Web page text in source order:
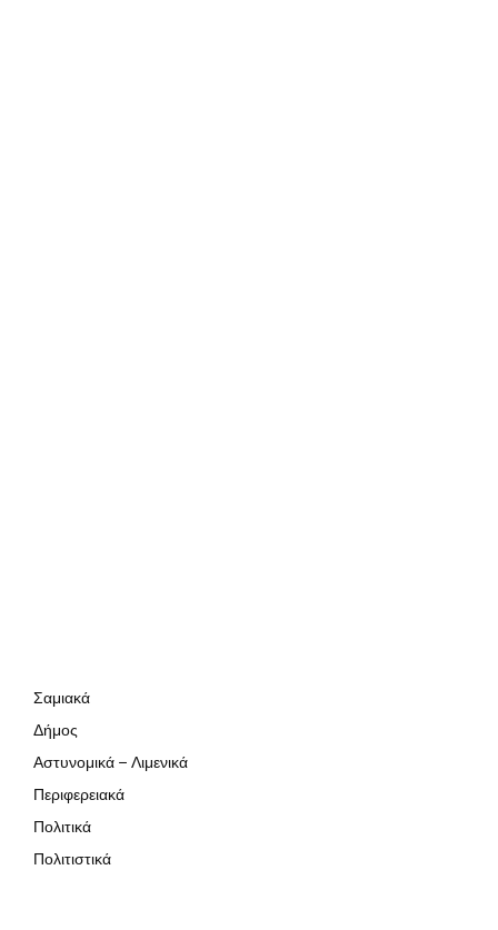
Σαμιακά
Δήμος
Αστυνομικά – Λιμενικά
Περιφερειακά
Πολιτικά
Πολιτιστικά